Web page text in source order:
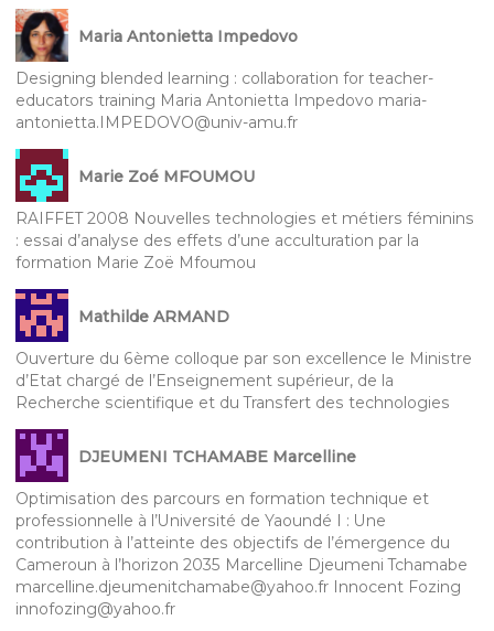
Maria Antonietta Impedovo
Designing blended learning : collaboration for teacher-
educators training Maria Antonietta Impedovo maria-
antonietta.IMPEDOVO@univ-amu.fr
Marie Zoé MFOUMOU
RAIFFET 2008 Nouvelles technologies et métiers féminins
: essai d’analyse des effets d’une acculturation par la
formation Marie Zoë Mfoumou
Mathilde ARMAND
Ouverture du 6ème colloque par son excellence le Ministre
d’Etat chargé de l’Enseignement supérieur, de la
Recherche scientifique et du Transfert des technologies
DJEUMENI TCHAMABE Marcelline
Optimisation des parcours en formation technique et
professionnelle à l’Université de Yaoundé I : Une
contribution à l’atteinte des objectifs de l’émergence du
Cameroun à l’horizon 2035 Marcelline Djeumeni Tchamabe
marcelline.djeumenitchamabe@yahoo.fr Innocent Fozing
innofozing@yahoo.fr